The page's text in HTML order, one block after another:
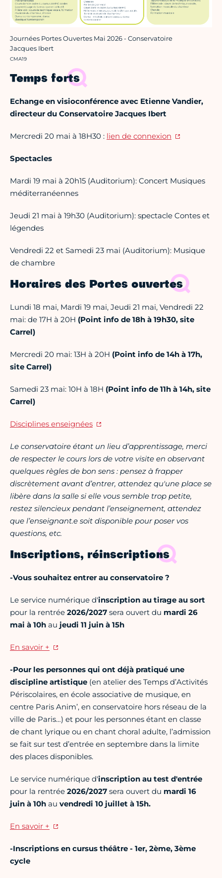
Journées Portes Ouvertes Mai 2026 - Conservatoire
Jacques Ibert
Crédit photo :
CMA19
Temps forts
Echange en visioconférence avec Etienne Vandier,
directeur du Conservatoire Jacques Ibert
Mercredi 20 mai à 18H30 : lien de connexion
Spectacles
Mardi 19 mai à 20h15 (Auditorium): Concert Musiques
méditerranéennes
Jeudi 21 mai à 19h30 (Auditorium): spectacle Contes et
légendes
Vendredi 22 et Samedi 23 mai (Auditorium): Musique
de chambre
Horaires des Portes ouvertes
Lundi 18 mai, Mardi 19 mai, Jeudi 21 mai, Vendredi 22
mai: de 17H à 20H (Point info de 18h à 19h30, site
Carrel)
Mercredi 20 mai: 13H à 20H (Point info de 14h à 17h,
site Carrel)
Samedi 23 mai: 10H à 18H (Point info de 11h à 14h, site
Carrel)
Disciplines enseignées
Le conservatoire étant un lieu d’apprentissage, merci
de respecter le cours lors de votre visite en observant
quelques règles de bon sens : pensez à frapper
discrètement avant d’entrer, attendez qu'une place se
libère dans la salle si elle vous semble trop petite,
restez silencieux pendant l’enseignement, attendez
que l’enseignant.e soit disponible pour poser vos
questions, etc.
Inscriptions, réinscriptions
-Vous souhaitez entrer au conservatoire ?
Le service numérique d'inscription au tirage au sort
pour la rentrée 2026/2027 sera ouvert du mardi 26
mai à 10h au jeudi 11 juin à 15h
En savoir +
-Pour les personnes qui ont déjà pratiqué une
discipline artistique (en atelier des Temps d’Activités
Périscolaires, en école associative de musique, en
centre Paris Anim’, en conservatoire hors réseau de la
ville de Paris…) et pour les personnes étant en classe
de chant lyrique ou en chant choral adulte, l’admission
se fait sur test d’entrée en septembre dans la limite
des places disponibles.
Le service numérique d'inscription au test d'entrée
pour la rentrée 2026/2027 sera ouvert du mardi 16
juin à 10h au vendredi 10 juillet à 15h.
En savoir +
-Inscriptions en cursus théâtre - 1er, 2ème, 3ème
cycle